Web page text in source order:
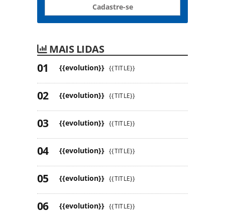
Cadastre-se
MAIS LIDAS
{{evolution}} {{TITLE}}
{{evolution}} {{TITLE}}
{{evolution}} {{TITLE}}
{{evolution}} {{TITLE}}
{{evolution}} {{TITLE}}
{{evolution}} {{TITLE}}